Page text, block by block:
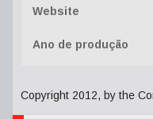
Website
Ano de produção
Copyright 2012, by the